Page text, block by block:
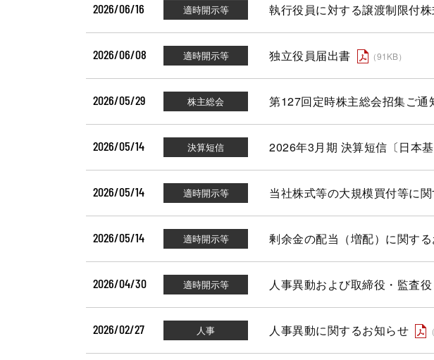
2026/06/16 執行役員に対する譲渡制限付
2026/06/08 独立役員届出書 （91KB）
2026/05/29 第127回定時株主総会招集ご通
2026/05/14 2026年3月期 決算短信〔日本
2026/05/14 当社株式等の大規模買付等に
2026/05/14 剰余金の配当（増配）に関す
2026/04/30 人事異動および取締役・監査
2026/02/27 人事異動に関するお知らせ